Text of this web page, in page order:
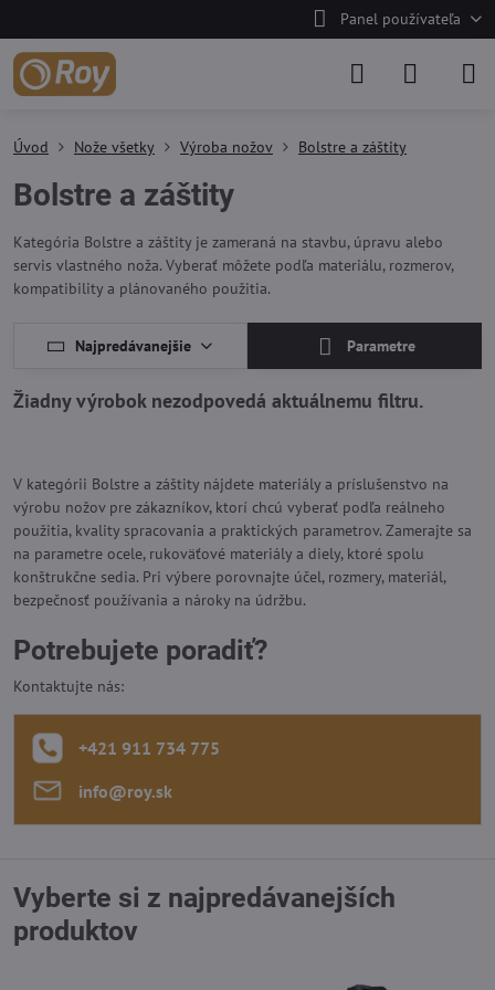
Panel používateľa
Úvod Nože všetky Výroba nožov Bolstre a záštity
Bolstre a záštity
Kategória Bolstre a záštity je zameraná na stavbu, úpravu alebo
servis vlastného noža. Vyberať môžete podľa materiálu, rozmerov,
kompatibility a plánovaného použitia.
Najpredávanejšie Parametre
V kategórii Bolstre a záštity nájdete materiály a príslušenstvo na
výrobu nožov pre zákazníkov, ktorí chcú vyberať podľa reálneho
použitia, kvality spracovania a praktických parametrov. Zamerajte sa
na parametre ocele, rukoväťové materiály a diely, ktoré spolu
konštrukčne sedia. Pri výbere porovnajte účel, rozmery, materiál,
bezpečnosť používania a nároky na údržbu.
Potrebujete poradiť?
Kontaktujte nás:
+421 911 734 775
info​@roy​.sk
Vyberte si z najpredávanejších
produktov